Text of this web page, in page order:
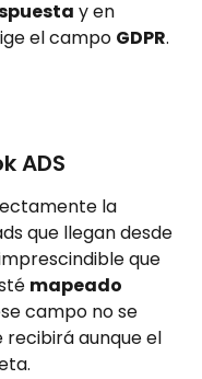
y en
el campo GDPR.
ADS
la
que llegan desde
que
mapeado
campo no se
recibirá aunque el